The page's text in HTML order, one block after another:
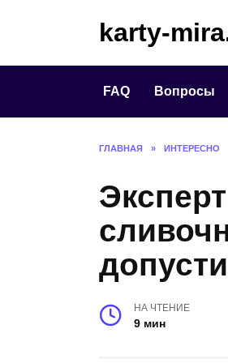
karty-
FAQ Вопросы
ГЛАВНАЯ » ИНТЕРЕСНО
НА ЧТЕНИЕ
9 мин